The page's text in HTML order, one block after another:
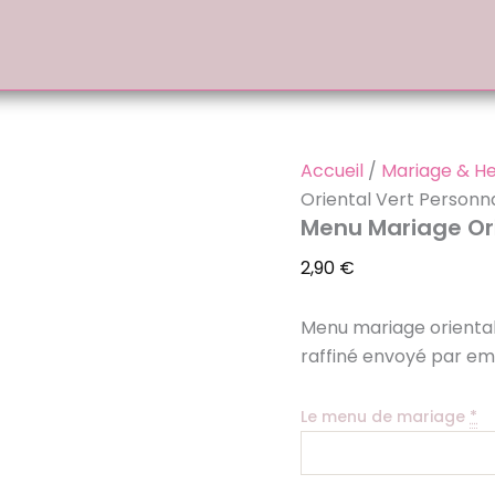
Accueil / Mariage &
Oriental Vert
Menu Mariage
2,90 €
Menu mariage
raffiné envoyé par
Le menu de mariage *
Oriental
PDF